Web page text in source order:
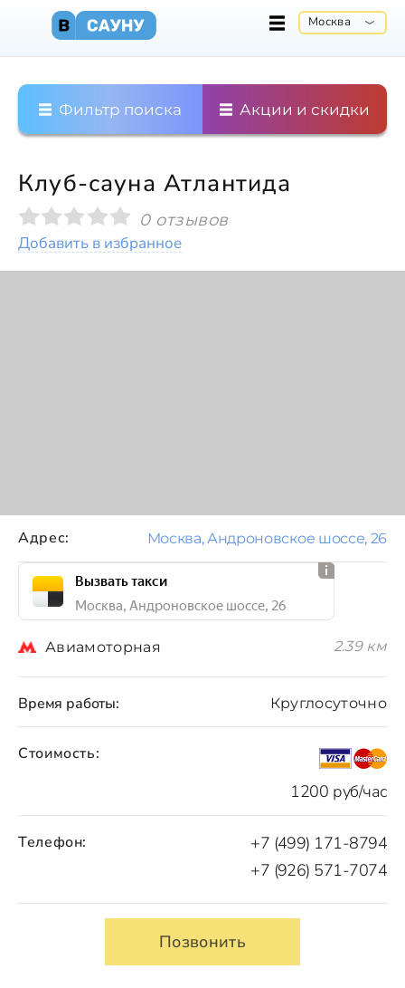
Москва
Фильтр поиска Акции и скидки
Клуб-сауна Атлантида
0 отзывов
Добавить в избранное
Стоимость:
1200 руб/час
Время работы: Круглосуточно
Телефон:
+7 (499) 171-8794
+7 (926) 571-7074
Позвонить
Адрес: Москва, Андроновское шоссе, 26
Вызвать такси
Москва, Андроновское шоссе, 26
Авиамоторная 2.39 км